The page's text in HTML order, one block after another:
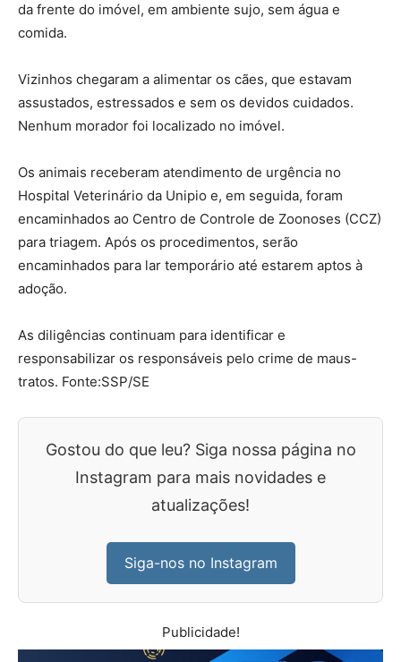
da frente do imóvel, em ambiente sujo, sem água e
comida.
Vizinhos chegaram a alimentar os cães, que estavam
assustados, estressados e sem os devidos cuidados.
Nenhum morador foi localizado no imóvel.
Os animais receberam atendimento de urgência no
Hospital Veterinário da Unipio e, em seguida, foram
encaminhados ao Centro de Controle de Zoonoses (CCZ)
para triagem. Após os procedimentos, serão
encaminhados para lar temporário até estarem aptos à
adoção.
As diligências continuam para identificar e
responsabilizar os responsáveis pelo crime de maus-
tratos. Fonte:SSP/SE
Gostou do que leu? Siga nossa página no
Instagram para mais novidades e
atualizações!
Siga-nos no Instagram
Publicidade!